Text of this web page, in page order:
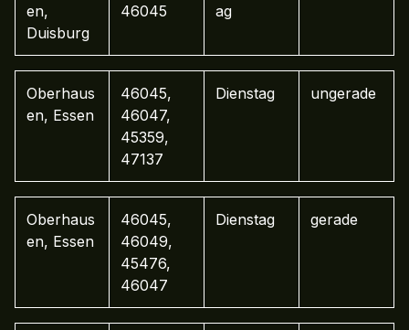
en,
Duisburg
46045
ag
Oberhaus
en, Essen
46045,
46047,
45359,
47137
Dienstag ungerade
Oberhaus
en, Essen
46045,
46049,
45476,
46047
Dienstag gerade